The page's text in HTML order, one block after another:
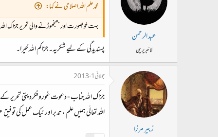
عبد الرحمن
لائبریرین
محمدعلم اللہ اصلاحی نے کہا:
بہت خوبصورت اور جھنجھوڑنے والی تحریر جزاک
پسندیدگی کے لیے شکریہ۔ جزاکم اللہ خیرا۔
زبیر مرزا
جولائی 1، 2013
جزاک اللہ جناب - دعوت غوروفکردیتی تحریر
اللہ تعالٰی ہمیں علم ، تدبر اور نیک عمل کی